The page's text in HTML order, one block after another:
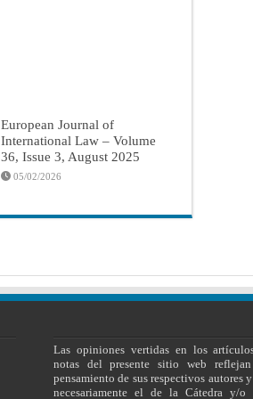
European Journal of
International Law – Volume
36, Issue 3, August 2025
05/02/2026
Las opiniones vertidas en los
notas del presente sitio web
pensamiento de sus respectivos autores
necesariamente el de la Cátedra y/o